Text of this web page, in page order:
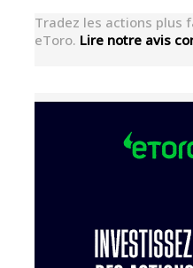
Tradez les actions plus
eToro. Lire notre avis